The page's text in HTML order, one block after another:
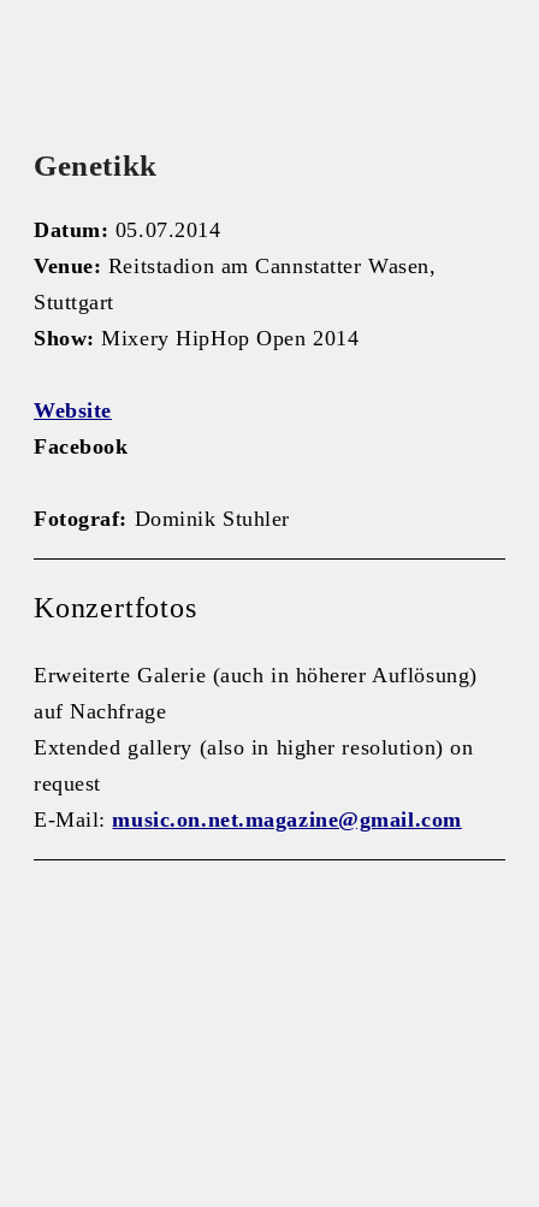
Genetikk
Datum: 05.07.2014
Venue: Reitstadion am Cannstatter Wasen,
Stuttgart
Show: Mixery HipHop Open 2014
Website
Facebook
Fotograf: Dominik Stuhler
Konzertfotos
Erweiterte Galerie (auch in höherer Auflösung)
auf Nachfrage
Extended gallery (also in higher resolution) on
request
E-Mail:music.on.net.magazine@gmail.com